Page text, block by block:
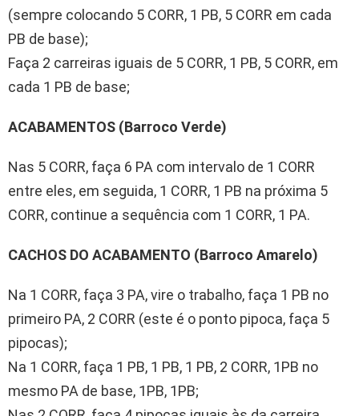
(sempre colocando 5 CORR, 1 PB, 5 CORR em cada
PB de base);
Faça 2 carreiras iguais de 5 CORR, 1 PB, 5 CORR, em
cada 1 PB de base;
ACABAMENTOS (Barroco Verde)
Nas 5 CORR, faça 6 PA com intervalo de 1 CORR
entre eles, em seguida, 1 CORR, 1 PB na próxima 5
CORR, continue a sequência com 1 CORR, 1 PA.
CACHOS DO ACABAMENTO (Barroco Amarelo)
Na 1 CORR, faça 3 PA, vire o trabalho, faça 1 PB no
primeiro PA, 2 CORR (este é o ponto pipoca, faça 5
pipocas);
Na 1 CORR, faça 1 PB, 1 PB, 1 PB, 2 CORR, 1PB no
mesmo PA de base, 1PB, 1PB;